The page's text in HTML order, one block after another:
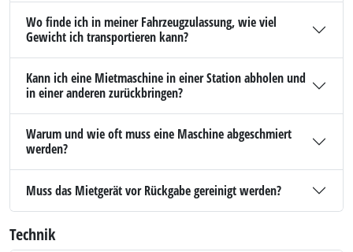
Wo finde ich in meiner Fahrzeugzulassung, wie viel
Gewicht ich transportieren kann?
Kann ich eine Mietmaschine in einer Station abholen und
in einer anderen zurückbringen?
Warum und wie oft muss eine Maschine abgeschmiert
werden?
Muss das Mietgerät vor Rückgabe gereinigt werden?
Technik